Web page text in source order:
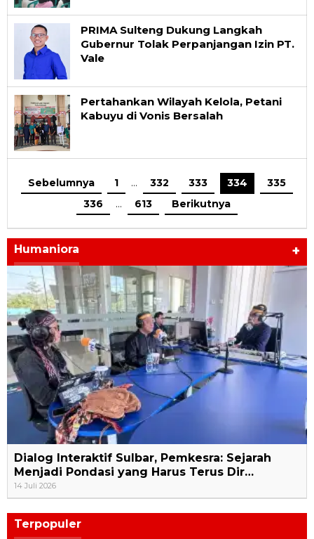
PRIMA Sulteng Dukung Langkah
Gubernur Tolak Perpanjangan Izin PT.
Vale
Pertahankan Wilayah Kelola, Petani
Kabuyu di Vonis Bersalah
Sebelumnya 1 … 332 333 334
335
336
… 613 Berikutnya
Humaniora +
Dialog Interaktif Sulbar, Pemkesra: Sejarah
Menjadi Pondasi yang Harus Terus Dir…
14 Juli 2026
Terpopuler